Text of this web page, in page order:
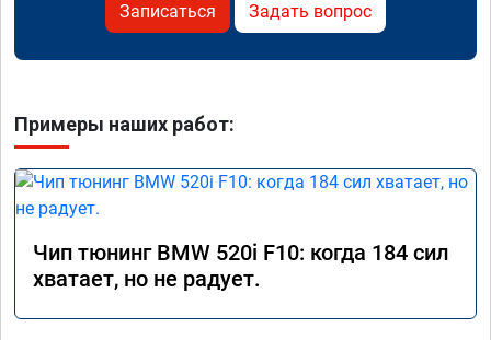
Записаться Задать вопрос
Примеры наших работ:
Чип тюнинг BMW 520i F10: когда 184 сил
хватает, но не радует.